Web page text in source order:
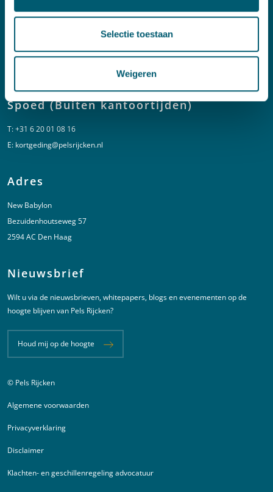
Selectie toestaan
Weigeren
T:+31 70 515 3000
Spoed (Buiten kantoortijden)
T:+31 6 20 01 08 16
E: kortgeding@pelsrijcken.nl
Adres
New Babylon
Bezuidenhoutseweg 57
2594 AC Den Haag
Nieuwsbrief
Wilt u via de nieuwsbrieven, whitepapers, blogs en evenementen op de
hoogte blijven van Pels Rijcken?
Houd mij op de hoogte
Juridische informatie
© Pels Rijcken
Algemene voorwaarden
Privacyverklaring
Disclaimer
Klachten- en geschillenregeling advocatuur